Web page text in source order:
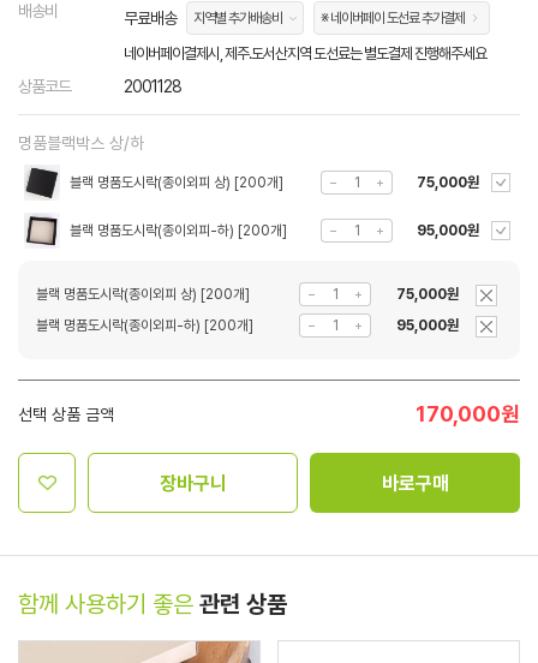
배송비 무료배송 지역별 추가배송비 ※ 네이버페이 도선료 추가결제
네이버페이결제시, 제주.도서산지역 도선료는 별도결제 진행해주세요
상품코드 2001128
명품블랙박스 상/하
블랙 명품도시락(종이외피 상) [200개] 75,000원
블랙 명품도시락(종이외피-하) [200개] 95,000원
블랙 명품도시락(종이외피 상) [200개]
75,000원
블랙 명품도시락(종이외피-하) [200개]
95,000원
선택 상품 금액 170,000원
장바구니 바로구매
함께 사용하기 좋은 관련 상품